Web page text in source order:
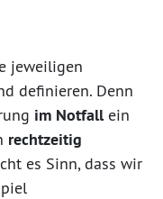
jeweiligen
definieren. Denn
im Notfallein
rechtzeitig
es Sinn, dass wir